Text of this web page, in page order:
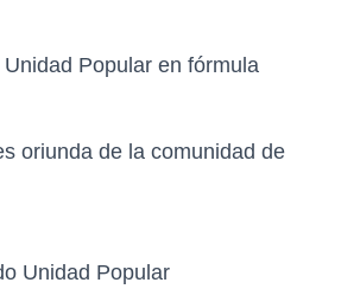
Popular en fórmula
oriunda de la comunidad de
Unidad Popular